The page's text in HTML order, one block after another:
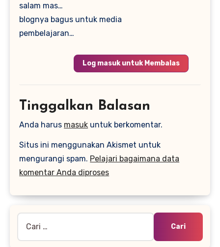
salam mas…
blognya bagus untuk media
pembelajaran…
Log masuk untuk Membalas
Tinggalkan Balasan
Anda harus masuk untuk berkomentar.
Situs ini menggunakan Akismet untuk
mengurangi spam. Pelajari bagaimana data
komentar Anda diproses
untuk: